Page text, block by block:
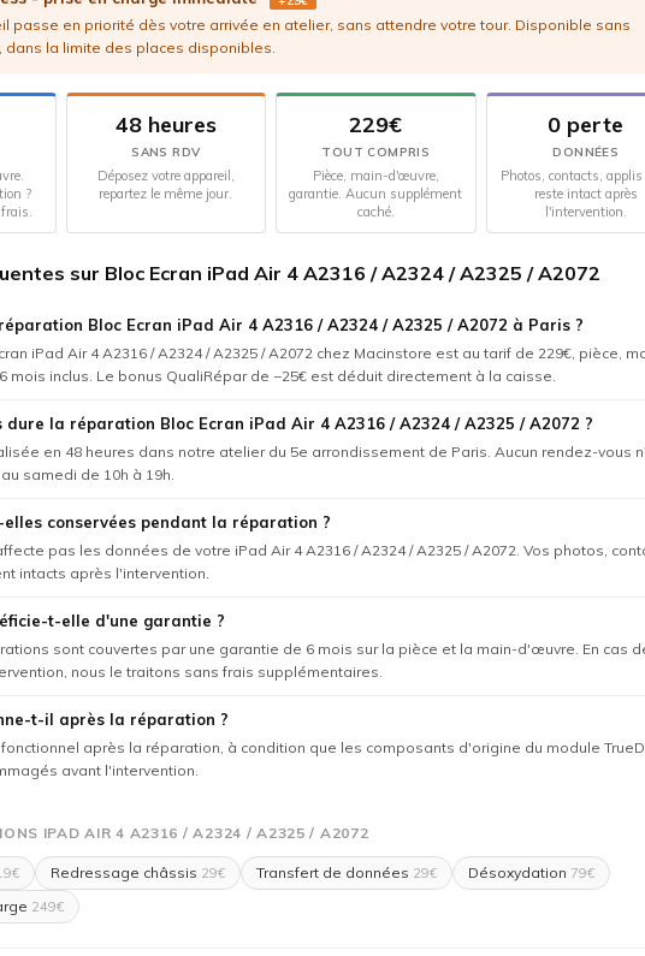
passe en priorité dès votre arrivée en atelier, sans attendre votre tour. Disponible sans
dans la limite des places disponibles.
?
48 heures
SANS RDV
Déposez votre appareil,
repartez le même jour.
229€
TOUT COMPRIS
Pièce, main-d'œuvre,
garantie. Aucun supplément
caché.
0 perte
DONNÉES
Photos, contacts,
reste intact après
l'intervention.
sur Bloc Ecran iPad Air 4 A2316 / A2324 / A2325 / A2072
Bloc Ecran iPad Air 4 A2316 / A2324 / A2325 / A2072 à Paris ?
iPad Air 4 A2316 / A2324 / A2325 / A2072 chez Macinstore est au tarif de 229€, pièce,
inclus. Le bonus QualiRépar de −25€ est déduit directement à la caisse.
dure la réparation Bloc Ecran iPad Air 4 A2316 / A2324 / A2325 / A2072 ?
en 48 heures dans notre atelier du 5e arrondissement de Paris. Aucun rendez-vous
samedi de 10h à 19h.
elles conservées pendant la réparation ?
pas les données de votre iPad Air 4 A2316 / A2324 / A2325 / A2072. Vos photos,
intacts après l'intervention.
t-elle d'une garantie ?
sont couvertes par une garantie de 6 mois sur la pièce et la main-d'œuvre. En cas
nous le traitons sans frais supplémentaires.
t-il après la réparation ?
fonctionnel après la réparation, à condition que les composants d'origine du module
avant l'intervention.
IPAD AIR 4 A2316 / A2324 / A2325 / A2072
Redressage châssis 29€ Transfert de données 29€ Désoxydation 79€
249€